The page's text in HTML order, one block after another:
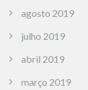
agosto 2019
julho 2019
abril 2019
março 2019